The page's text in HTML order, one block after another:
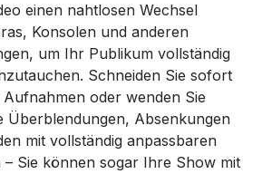
einen nahtlosen Wechsel
Konsolen und anderen
um Ihr Publikum vollständig
Schneiden Sie sofort
oder wenden Sie
Überblendungen, Absenkungen
mit vollständig anpassbaren
– Sie können sogar Ihre Show mit